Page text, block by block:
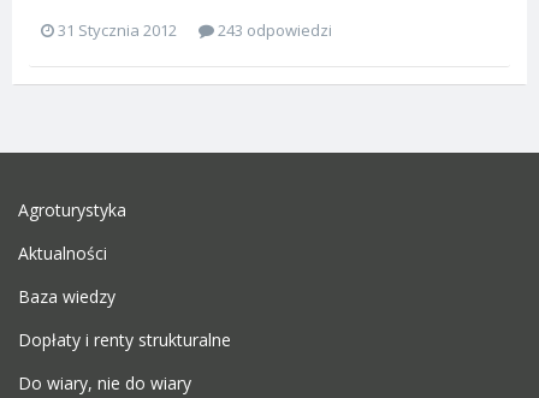
31 Stycznia 2012
243 odpowiedzi
Agroturystyka
Aktualności
Baza wiedzy
Dopłaty i renty strukturalne
Do wiary, nie do wiary